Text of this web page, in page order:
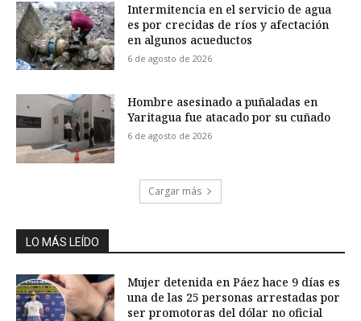
Intermitencia en el servicio de agua
es por crecidas de ríos y afectación
en algunos acueductos
6 de agosto de 2026
Hombre asesinado a puñaladas en
Yaritagua fue atacado por su cuñado
6 de agosto de 2026
Cargar más
LO MÁS LEÍDO
Mujer detenida en Páez hace 9 días es
una de las 25 personas arrestadas por
ser promotoras del dólar no oficial